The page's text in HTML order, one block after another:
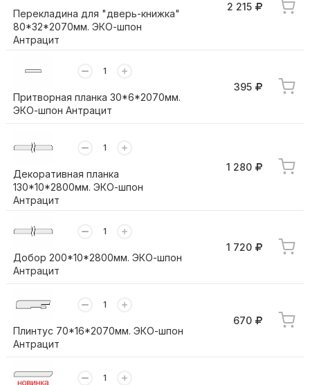
Перекладина для "дверь-книжка"
80*32*2070мм. ЭКО-шпон
Антрацит
2 215
Притворная планка 30*6*2070мм.
ЭКО-шпон Антрацит
395
Декоративная планка
130*10*2800мм. ЭКО-шпон
Антрацит
1 280
Добор 200*10*2800мм. ЭКО-шпон
Антрацит
1 720
Плинтус 70*16*2070мм. ЭКО-шпон
Антрацит
670